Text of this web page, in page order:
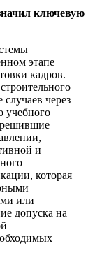
ключевую
этапе
кадров.
через
учебного
решившие
и
которая
или
допуска на